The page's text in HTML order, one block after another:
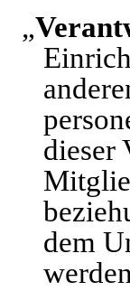
„
dieser
dem